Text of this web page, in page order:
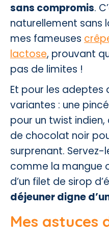
sans compromis.
naturellement
mes fameuses
lactose, prouvant
pas de limites !
Et pour les adeptes
variantes : une
pour un twist
de chocolat noir
surprenant.
comme la mangue
d’un filet de sirop
déjeuner digne
Mes astuces